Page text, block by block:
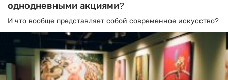
однодневными акциями?
И что вообще представляет собой современное искусство?